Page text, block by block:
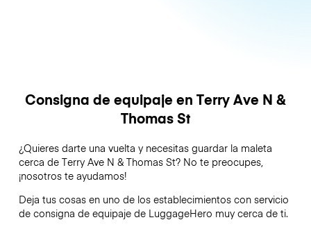
Consigna de equipaje en Terry Ave N &
Thomas St
¿Quieres darte una vuelta y necesitas guardar la maleta
cerca de Terry Ave N & Thomas St? No te preocupes,
¡nosotros te ayudamos!
Deja tus cosas en uno de los establecimientos con servicio
de consigna de equipaje de LuggageHero muy cerca de ti.